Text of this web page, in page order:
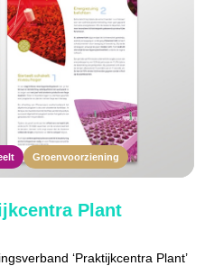
Groenvoorziening
Plant
‘Praktijkcentra Plant’